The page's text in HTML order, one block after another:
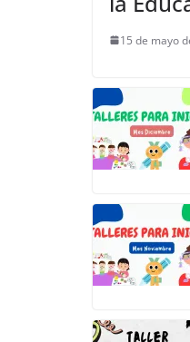
15 de mayo